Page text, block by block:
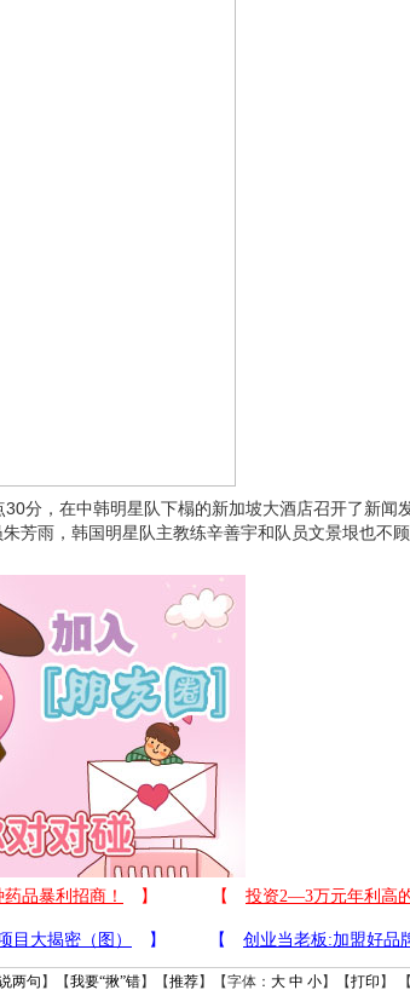
，在中韩明星队下榻的新加坡大酒店召开了新闻
芳雨，韩国明星队主教练辛善宇和队员文景垠也不
两句 】【我要“揪”错】【推荐】【字体： 大 中 小】【打印 】 【